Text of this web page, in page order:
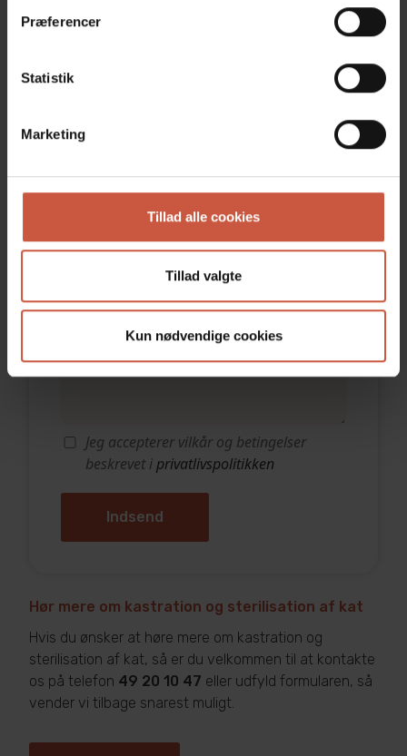
Præferencer
Statistik
Marketing
Tillad alle cookies
Tillad valgte
Kun nødvendige cookies
er registrering af nummeret, som koster 145 kr. til
Jeg accepterer vilkår og betingelser
beskrevet i privatlivspolitikken
Hør mere om kastration og sterilisation af kat
Hvis du ønsker at høre mere om kastration og
sterilisation af kat, så er du velkommen til at kontakte
os på telefon 49 20 10 47 eller udfyld formularen, så
vender vi tilbage snarest muligt.